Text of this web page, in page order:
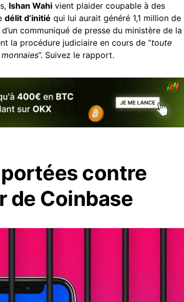
Ishan Wahi vient plaider coupable à des
délit d’initié qui lui aurait généré 1,1 million de
communiqué de presse du ministère de la
la procédure judiciaire en cours de “toute
”. Suivez le rapport.
contre
de Coinbase